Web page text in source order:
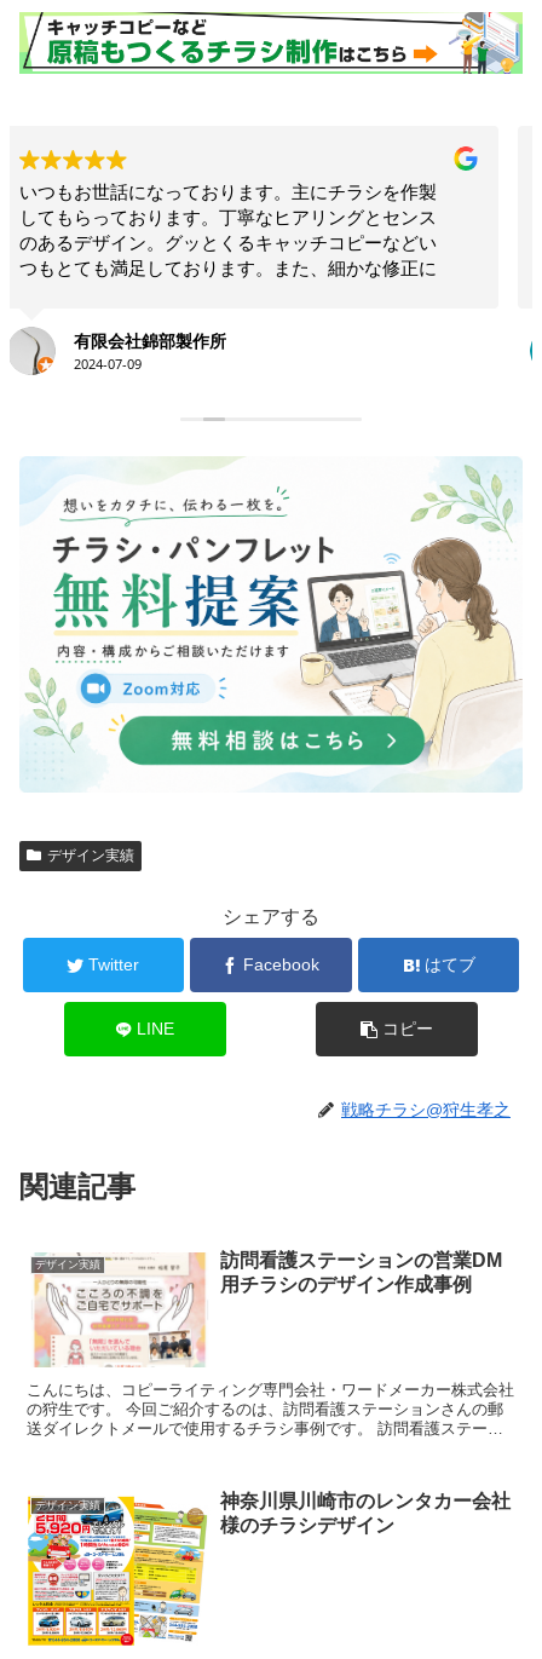
お願いして本当に良かった！！相談したらこちらで
は思いつかないような構成でインパクトのあるリー
フレットを作ってくださいました！！素晴らしいの
一言につきます！！今後も何かの時にお願いしたい
永井史夫
デザイン実績
シェアする
Twitter Facebook はてブ
LINE コピー
戦略チラシ@狩生孝之
関連記事
デザイン実績
訪問看護ステーションの営業DM
用チラシのデザイン作成事例
こんにちは、コピーライティング専門会社・ワードメーカー株式会社
の狩生です。 今回ご紹介するのは、訪問看護ステーションさんの郵
送ダイレクトメールで使用するチラシ事例です。 訪問看護ステーシ
デザイン実績
神奈川県川崎市のレンタカー会社
様のチラシデザイン